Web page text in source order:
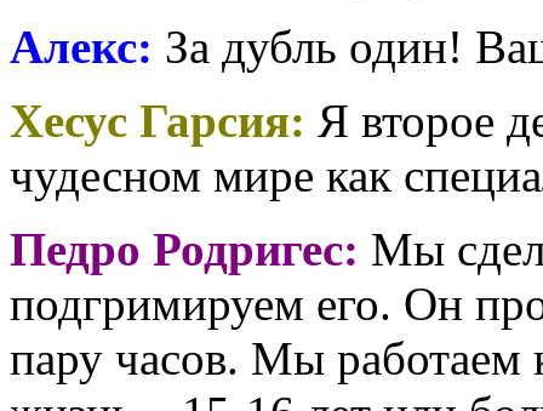
Алекс: За дубль один!
Хесус Гарсия: Я второе
чудесном мире как
Педро Родригес: Мы
подгримируем его. Он
пару часов. Мы